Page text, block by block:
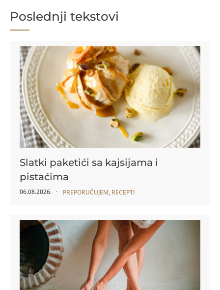
Poslednji tekstovi
Slatki paketići sa kajsijama i
pistaćima
06.08.2026. PREPORUČUJEM, RECEPTI